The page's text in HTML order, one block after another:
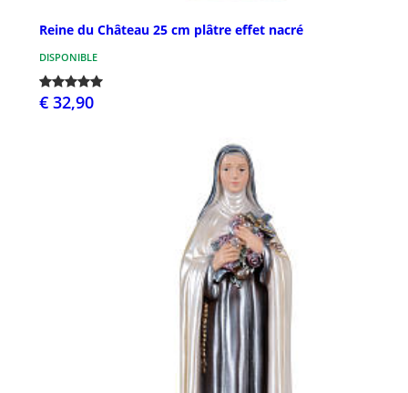
Reine du Château 25 cm plâtre effet nacré
DISPONIBLE
€ 32,90